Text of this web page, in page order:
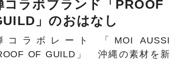
コラボブランド「PROOF
」のおはなし
コラボレート 「MOI AUSSI
OF GUILD」 沖縄の素材を新